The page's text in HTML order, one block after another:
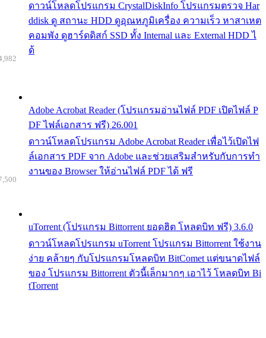
ดาวน์โหลดโปรแกรม CrystalDiskInfo โปรแกรมตรวจ Har
ddisk ดู สถานะ HDD ดูอุณหภูมิเครื่อง ความเร็ว หาสาเหต
คอมพัง ดูฮาร์ดดิสก์ SSD ทั้ง Internal และ External HDD ไ
ด้
Adobe Acrobat Reader (โปรแกรมอ่านไฟล์ PDF เปิดไฟล์ P
DF ไฟล์เอกสาร ฟรี) 26.001
ดาวน์โหลดโปรแกรม Adobe Acrobat Reader เพื่อไว้เปิดไฟ
ล์เอกสาร PDF จาก Adobe และช่วยเสริมสำหรับกับการทำ
งานของ Browser ให้อ่านไฟล์ PDF ได้ ฟรี
uTorrent (โปรแกรม Bittorrent ยอดฮิต โหลดบิท ฟรี) 3.6.0
ดาวน์โหลดโปรแกรม uTorrent โปรแกรม Bittorrent ใช้งาน
ง่าย คล้ายๆ กับโปรแกรมโหลดบิท BitComet แต่ขนาดไฟล์
ของ โปรแกรม Bittorrent ตัวนี้เล็กมากๆ เอาไว้ โหลดบิท Bi
tTorrent